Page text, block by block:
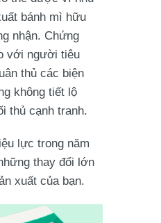
bánh mì hữu
nhận. Chứng
với người tiêu
thủ các biện
không tiết lộ
thủ cạnh tranh.
lực trong năm
thay đổi lớn
xuất của bạn.